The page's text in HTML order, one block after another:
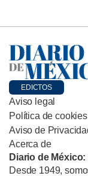
EDICTOS
Aviso legal
Política de cookies
Aviso de
Acerca de
Diario de
Desde 1949,